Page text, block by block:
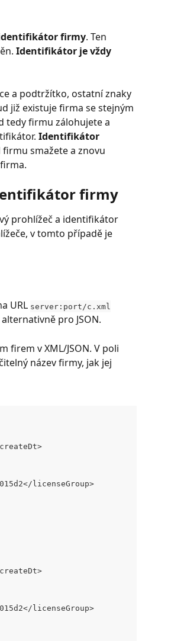
firmy. Ten
Identifikátor je vždy
a podtržítko, ostatní znaky
již existuje firma se stejným
tedy firmu zálohujete a
Identifikátor
firmu smažete a znovu
firmy
prohlížeč a identifikátor
v tomto případě je
URL server:port/c.xml
alternativně pro JSON.
firem v XML/JSON. V poli
název firmy, jak jej
licenseGroup>
licenseGroup>